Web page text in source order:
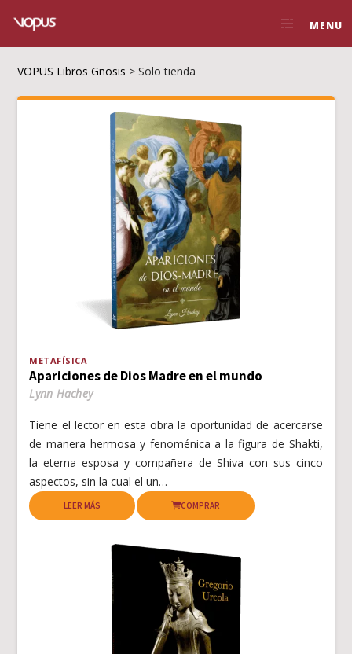
MENU
VOPUS Libros Gnosis >Solo tienda
METAFÍSICA
Apariciones de Dios Madre en el mundo
Lynn Hachey
Tiene el lector en esta obra la oportunidad de acercarse
de manera hermosa y fenoménica a la figura de Shakti,
la eterna esposa y compañera de Shiva con sus cinco
aspectos, sin la cual el un…
LEER MÁS COMPRAR